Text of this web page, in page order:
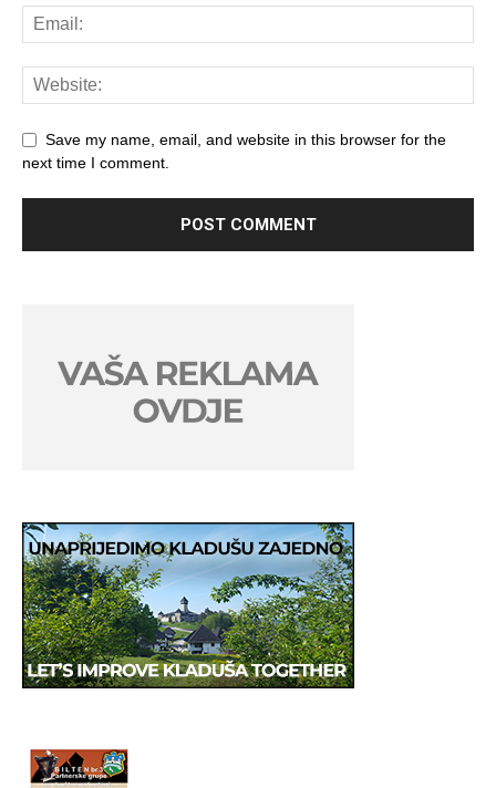
Save my name, email, and website in this browser for the
next time I comment.